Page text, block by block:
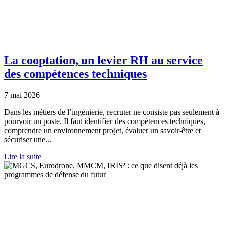
La cooptation, un levier RH au service
des compétences techniques
7 mai 2026
Dans les métiers de l’ingénierie, recruter ne consiste pas seulement à
pourvoir un poste. Il faut identifier des compétences techniques,
comprendre un environnement projet, évaluer un savoir-être et
sécuriser une...
Lire la suite